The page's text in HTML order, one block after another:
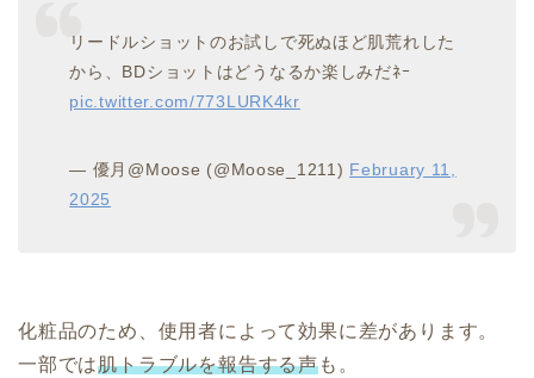
リードルショットのお試しで死ぬほど肌荒れした
から、BDショットはどうなるか楽しみだﾈｰ
pic.twitter.com/773LURK4kr
— 優月@Moose (@Moose_1211) February 11,
2025
化粧品のため、使用者によって効果に差があります。
一部では肌トラブルを報告する声も。